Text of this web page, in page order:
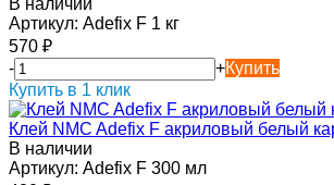
В наличии
Артикул: Adefix F 1 кг
570 ₽
-
+Купить
Купить в 1 клик
Клей NMC Adefix F акриловый белый
В наличии
Артикул: Adefix F 300 мл